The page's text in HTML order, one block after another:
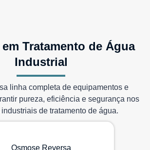
Tratamento de Água
Industrial
linha completa de equipamentos e
pureza, eficiência e segurança nos
de tratamento de água.
Osmose Reversa